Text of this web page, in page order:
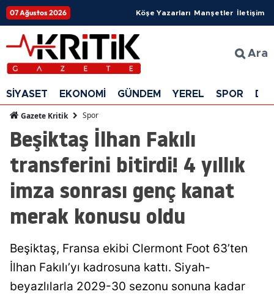
07 Ağustos 2026 Köşe Yazarları Manşetler İletişim
Ara
SİYASET EKONOMİ GÜNDEM YEREL SPOR
Gazete Kritik Spor
Beşiktaş İlhan Fakılı
transferini bitirdi! 4 yıllık
imza sonrası genç kanat
merak konusu oldu
Beşiktaş, Fransa ekibi Clermont Foot 63’ten
İlhan Fakılı’yı kadrosuna kattı. Siyah-
beyazlılarla 2029-30 sezonu sonuna kadar